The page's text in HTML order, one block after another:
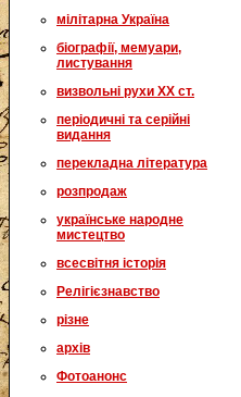
мілітарна Україна
біографії, мемуари,
листування
визвольні рухи XX ст.
періодичні та серійні
видання
перекладна література
розпродаж
українське народне
мистецтво
всесвітня історія
Релігієзнавство
різне
архів
Фотоанонс